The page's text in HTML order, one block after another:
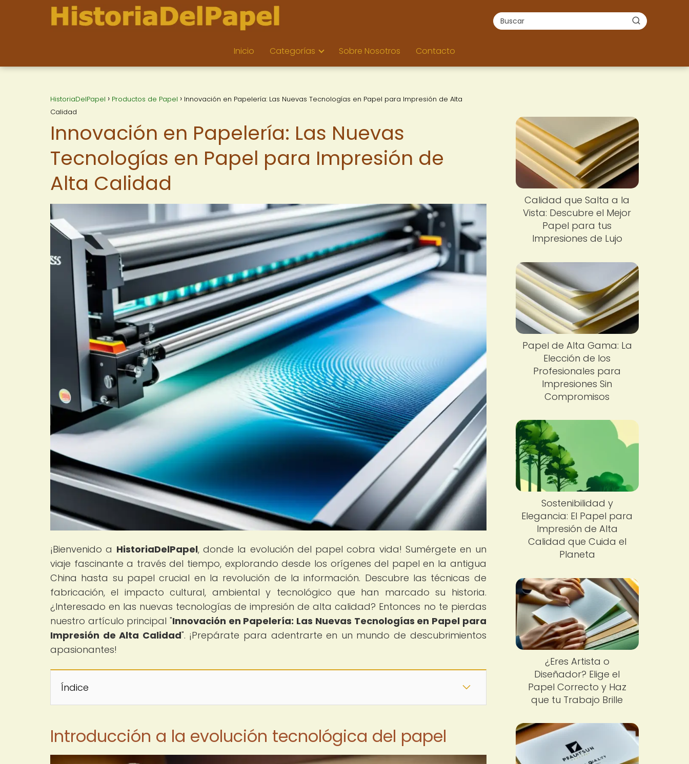
Inicio Categorías Sobre Nosotros Contacto
HistoriaDelPapel Productos de Papel
Innovación en Papelería: Las Nuevas Tecnologías en Papel para Impresión de Alta
Calidad
Innovación en Papelería: Las Nuevas
Tecnologías en Papel para Impresión de
Alta Calidad
¡Bienvenido a HistoriaDelPapel, donde la evolución del papel cobra vida! Sumérgete en un
viaje fascinante a través del tiempo, explorando desde los orígenes del papel en la antigua
China hasta su papel crucial en la revolución de la información. Descubre las técnicas de
fabricación, el impacto cultural, ambiental y tecnológico que han marcado su historia.
¿Interesado en las nuevas tecnologías de impresión de alta calidad? Entonces no te pierdas
nuestro artículo principal "Innovación en Papelería: Las Nuevas Tecnologías en Papel para
Impresión de Alta Calidad". ¡Prepárate para adentrarte en un mundo de descubrimientos
apasionantes!
Índice
Introducción a la evolución tecnológica del papel
Calidad que Salta a la
Vista: Descubre el Mejor
Papel para tus
Impresiones de Lujo
Papel de Alta Gama: La
Elección de los
Profesionales para
Impresiones Sin
Compromisos
Sostenibilidad y
Elegancia: El Papel para
Impresión de Alta
Calidad que Cuida el
Planeta
¿Eres Artista o
Diseñador? Elige el
Papel Correcto y Haz
que tu Trabajo Brille